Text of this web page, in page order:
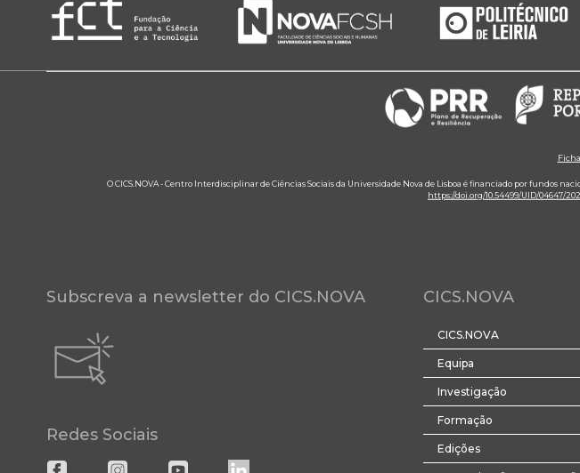
O CICS.NOVA - Centro Interdisciplinar de Ciências Sociais da Universidade Nova de Lisboa é financiado por fundos
https://doi.org/10.54499/UID/04647/
Subscreva a newsletter do CICS.NOVA
Redes Sociais
CICS.NOVA
CICS.NOVA
Equipa
Investigação
Formação
Edições